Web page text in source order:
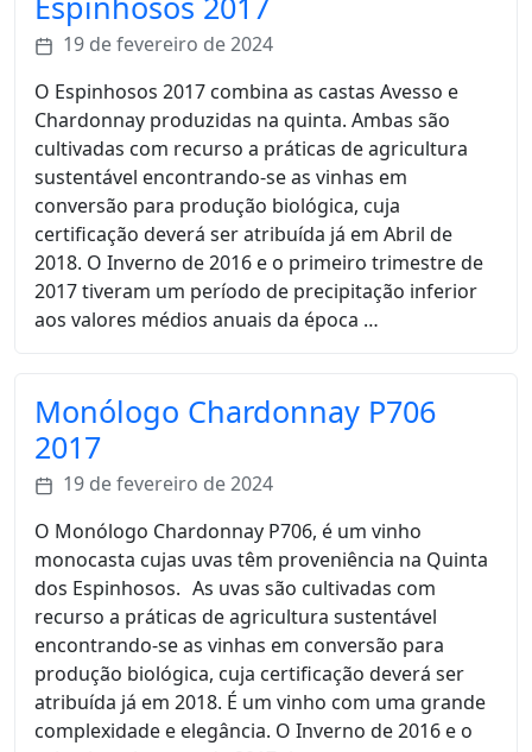
19 de fevereiro de 2024
O Espinhosos 2017 combina as castas Avesso e
Chardonnay produzidas na quinta. Ambas são
cultivadas com recurso a práticas de agricultura
sustentável encontrando-se as vinhas em
conversão para produção biológica, cuja
certificação deverá ser atribuída já em Abril de
2018. O Inverno de 2016 e o primeiro trimestre de
2017 tiveram um período de precipitação inferior
aos valores médios anuais da época …
Monólogo Chardonnay P706
2017
19 de fevereiro de 2024
O Monólogo Chardonnay P706, é um vinho
monocasta cujas uvas têm proveniência na Quinta
dos Espinhosos. As uvas são cultivadas com
recurso a práticas de agricultura sustentável
encontrando-se as vinhas em conversão para
produção biológica, cuja certificação deverá ser
atribuída já em 2018. É um vinho com uma grande
complexidade e elegância. O Inverno de 2016 e o